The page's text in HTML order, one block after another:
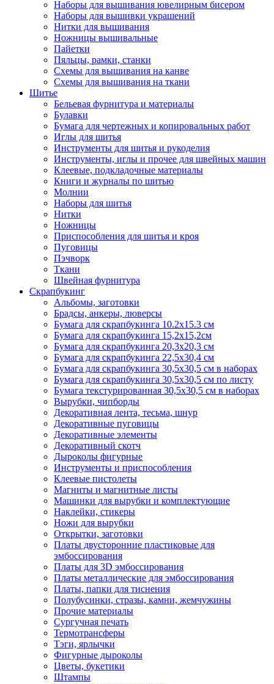
Наборы для вышивания ювелирным бисером
Наборы для вышивки украшений
Нитки для вышивания
Ножницы вышивальные
Пайетки
Пяльцы, рамки, станки
Схемы для вышивания на канве
Схемы для вышивания на ткани
Шитье
Бельевая фурнитура и материалы
Булавки
Бумага для чертежных и копировальных работ
Иглы для шитья
Инструменты для шитья и рукоделия
Инструменты, иглы и прочее для швейных машин
Клеевые, подкладочные материалы
Книги и журналы по шитью
Молнии
Наборы для шитья
Нитки
Ножницы
Приспособления для шитья и кроя
Пуговицы
Пэчворк
Ткани
Швейная фурнитура
Скрапбукинг
Альбомы, заготовки
Брадсы, анкеры, люверсы
Бумага для скрапбукинга 10.2х15.3 см
Бумага для скрапбукинга 15,2х15,2см
Бумага для скрапбукинга 20,3х20,3 см
Бумага для скрапбукинга 22,5х30,4 см
Бумага для скрапбукинга 30,5х30,5 см в наборах
Бумага для скрапбукинга 30,5х30,5 см по листу
Бумага текстурированная 30,5х30,5 см в наборах
Вырубки, чипборды
Декоративная лента, тесьма, шнур
Декоративные пуговицы
Декоративные элементы
Декоративный скотч
Дыроколы фигурные
Инструменты и приспособления
Клеевые пистолеты
Магниты и магнитные листы
Машинки для вырубки и комплектующие
Наклейки, стикеры
Ножи для вырубки
Открытки, заготовки
Платы двусторонние пластиковые для
эмбоссирования
Платы для 3D эмбоссирования
Платы металлические для эмбоссирования
Платы, папки для тиснения
Полубусинки, стразы, камни, жемчужины
Прочие материалы
Сургучная печать
Термотрансферы
Тэги, ярлычки
Фигурные дыроколы
Цветы, букетики
Штампы